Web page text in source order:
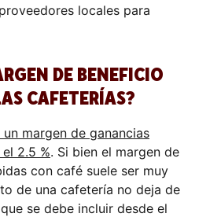
locales para
DE BENEFICIO
CAFETERÍAS?
margen de ganancias
2.5 %. Si bien el margen de
con café suele ser muy
de una cafetería no deja de
se debe incluir desde el